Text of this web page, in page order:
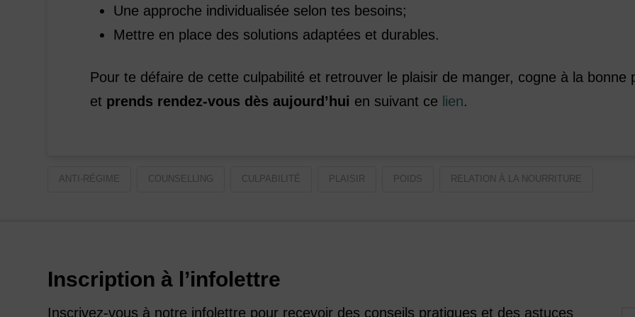
Une approche individualisée selon tes besoins;
Mettre en place des solutions adaptées et durables.
Pour te défaire de cette culpabilité et retrouver le plaisir de manger, cogne à la bonne
et prends rendez-vous dès aujourd’hui en suivant ce lien.
ANTI-RÉGIME COUNSELLING CULPABILITÉ PLAISIR POIDS RELATION À LA NOURRITURE
Inscription à l’infolettre
Inscrivez-vous à notre infolettre pour recevoir des conseils pratiques et des astuces